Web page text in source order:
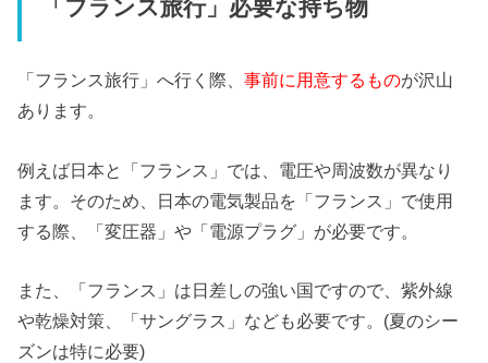
「フランス旅行」必要な持ち物
「フランス旅行」へ行く際、事前に用意するものが沢山
あります。
例えば日本と「フランス」では、電圧や周波数が異なり
ます。そのため、日本の電気製品を「フランス」で使用
する際、「変圧器」や「電源プラグ」が必要です。
また、「フランス」は日差しの強い国ですので、紫外線
や乾燥対策、「サングラス」なども必要です。(夏のシー
ズンは特に必要)